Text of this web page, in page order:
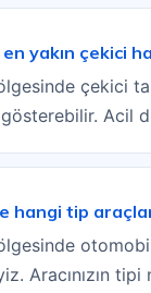
yakın çekici
çekici
Acil
hangi tip
Aracınızın